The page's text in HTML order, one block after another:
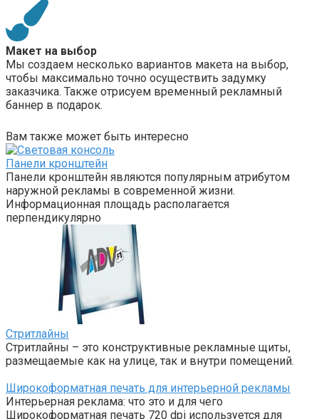
Макет на выбор
Мы создаем несколько вариантов макета на выбор,
чтобы максимально точно осуществить задумку
заказчика. Также отрисуем временный рекламный
баннер в подарок.
Вам также может быть интересно
Панели кронштейн
Панели кронштейн являются популярным атрибутом
наружной рекламы в современной жизни.
Информационная площадь располагается
перпендикулярно
Стритлайны
Стритлайны – это конструктивные рекламные щиты,
размещаемые как на улице, так и внутри помещений.
Широкоформатная печать для интерьерной рекламы
Интерьерная реклама: что это и для чего
Широкоформатная печать 720 dpi используется для